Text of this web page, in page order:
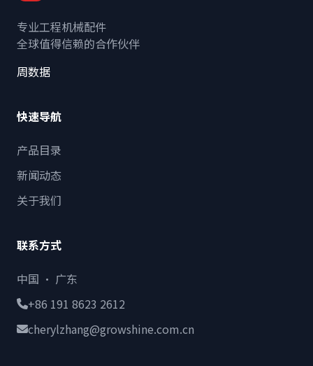
专业工程机械配件
全球值得信赖的合作伙伴
周数据
快速导航
产品目录
新闻动态
关于我们
联系方式
中国 · 广东
+86 191 8623 2612
cherylzhang@growshine.com.cn